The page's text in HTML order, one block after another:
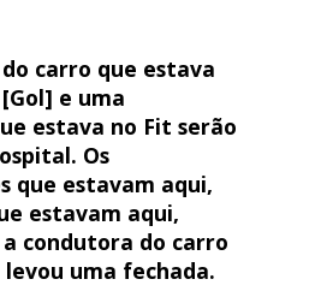
carro que estava
e uma
estava no Fit serão
Os
que estavam aqui,
estavam aqui,
condutora do carro
uma fechada.